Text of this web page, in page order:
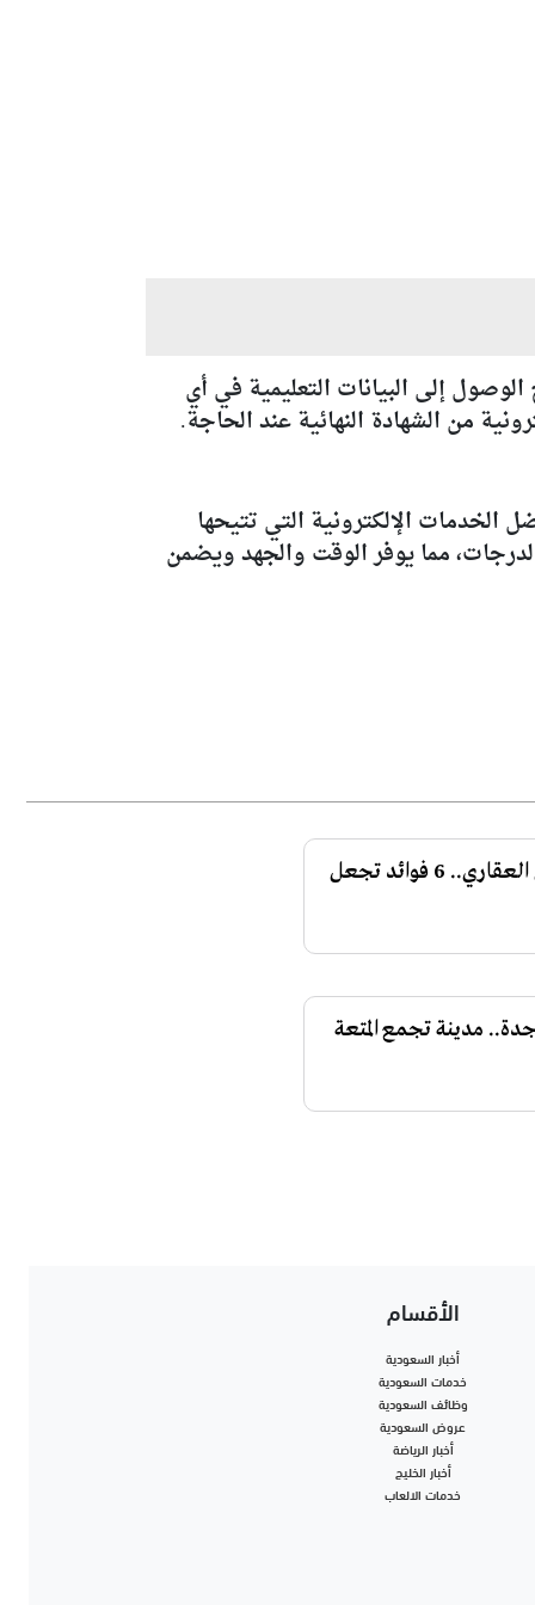
الوصول إلى البيانات التعليمية في أي
من الشهادة النهائية عند الحاجة.
الإلكترونية التي تتيحها
مما يوفر الوقت والجهد ويضمن
لماذا تسجل عقارك في السجل العقاري.. 6 فوائد تجعل
جدة.. مدينة تجمع المتعة
الأقسام
أخبار السعودية
خدمات السعودية
وظائف السعودية
عروض السعودية
أخبار الرياضة
أخبار الخليج
خدمات الالعاب